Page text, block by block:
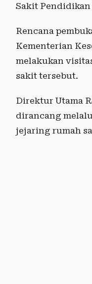
Sakit Pendidikan
Rencana
Kementerian
melakukan
sakit tersebut.
Direktur Utama
dirancang
jejaring rumah